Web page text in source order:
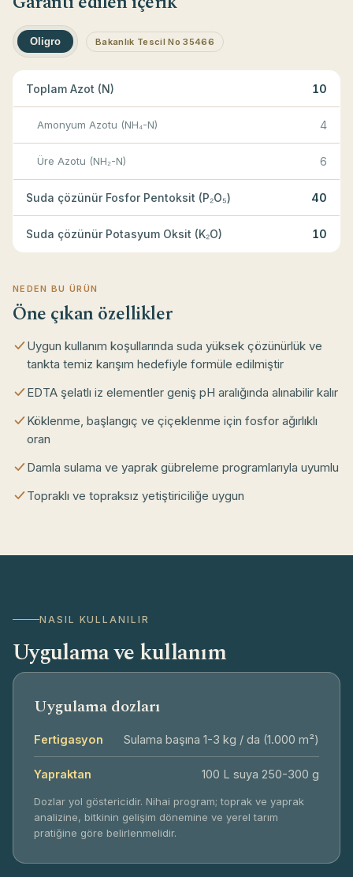
Oligro Bakanlık Tescil No 35466
Toplam Azot (N) 10
Amonyum Azotu (NH₄-N) 4
Üre Azotu (NH₂-N) 6
Suda çözünür Fosfor Pentoksit (P₂O₅) 40
Suda çözünür Potasyum Oksit (K₂O) 10
NEDEN BU ÜRÜN
Öne çıkan özellikler
Uygun kullanım koşullarında suda yüksek çözünürlük ve
tankta temiz karışım hedefiyle formüle edilmiştir
EDTA şelatlı iz elementler geniş pH aralığında alınabilir kalır
Köklenme, başlangıç ve çiçeklenme için fosfor ağırlıklı
oran
Damla sulama ve yaprak gübreleme programlarıyla uyumlu
Topraklı ve topraksız yetiştiriciliğe uygun
NASIL KULLANILIR
Uygulama ve kullanım
Uygulama dozları
Fertigasyon Sulama başına 1-3 kg / da (1.000 m²)
Yapraktan 100 L suya 250-300 g
Dozlar yol göstericidir. Nihai program; toprak ve yaprak
analizine, bitkinin gelişim dönemine ve yerel tarım
pratiğine göre belirlenmelidir.
Sitenin temel işlevleri, güvenlik ve form
gönderimi için gereklidir. Bu çerezler
olmadan site düzgün çalışmaz.